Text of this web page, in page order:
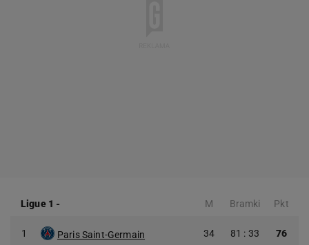
Ligue 1 - M Bramki Pkt
1 Paris Saint-Germain 34 81 : 33 76